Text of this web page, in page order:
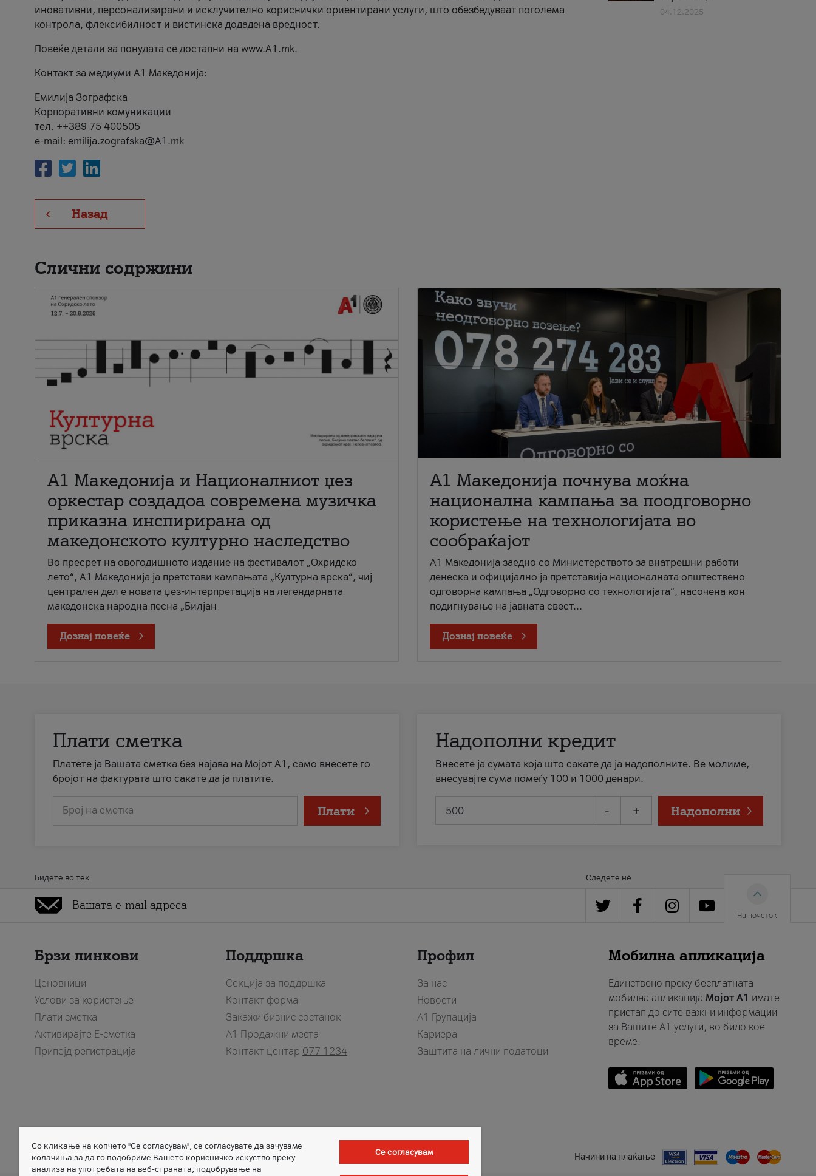
иновативни, персонализирани и исклучително кориснички ориентирани услуги, што обезбедуваат поголема
контрола, флексибилност и вистинска додадена вредност.
Повеќе детали за понудата се достапни на www.А1.mk.
Контакт за медиуми А1 Македонија:
Емилија Зографска
Корпоративни комуникации
тел. ++389 75 400505
e-mail: emilija.zografska@A1.mk
Назад
04.12.2025
Слични содржини
А1 Македонија и Националниот џез
оркестар создадоа современа музичка
приказна инспирирана од
македонското културно наследство
Во пресрет на овогодишното издание на фестивалот „Охридско
лето“, А1 Македонија ја претстави кампањата „Културна врска“, чиј
централен дел е новата џез-интерпретација на легендарната
македонска народна песна „Билјан
Дознај повеќе
A1 Македонија почнува моќна
национална кампања за поодговорно
користење на технологијата во
сообраќајот
A1 Македонија заедно со Министерството за внатрешни работи
денеска и официјално ја претставија националната општествено
одговорна кампања „Одговорно со технологијата“, насочена кон
подигнување на јавната свест...
Дознај повеќе
Плати сметка
Платете ја Вашата сметка без најава на Мојот А1, само внесете го
бројот на фактурата што сакате да ја платите.
Број на сметка Плати
Надополни кредит
Внесете ја сумата која што сакате да ја надополните. Ве молиме,
внесувајте сума помеѓу 100 и 1000 денари.
- + Надополни
Бидете во тек Следете нè
На почеток
Брзи линкови
Ценовници
Услови за користење
Плати сметка
Активирајте Е-сметка
Припејд регистрација
Поддршка
Секција за поддршка
Контакт форма
Закажи бизнис состанок
A1 Продажни места
Контакт центар 077 1234
Профил
За нас
Новости
А1 Групација
Кариера
Заштита на лични податоци
Мобилна апликација
Единствено преку бесплатната
мобилна апликација Мојот A1 имате
пристап до сите важни информации
за Вашите A1 услуги, во било кое
време.
Member of Начини на плаќање
Со кликање на копчето "Се согласувам", се согласувате да зачуваме
колачиња за да го подобриме Вашето корисничко искуство преку
анализа на употребата на веб-страната, подобрување на
Се согласувам